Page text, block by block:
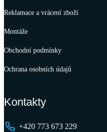
Reklamace a vrácení zboží
Montáže
Obchodní podmínky
Ochrana osobních údajů
Kontakty
+420 773 673 229